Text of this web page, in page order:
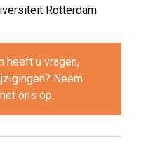
Rotterdam
heeft u vragen,
Neem
ons op.